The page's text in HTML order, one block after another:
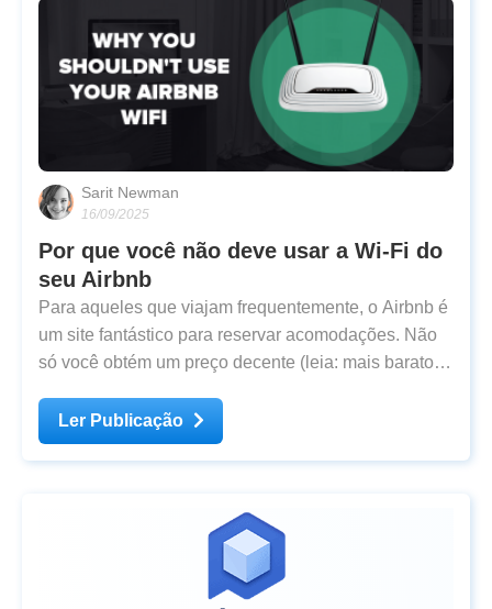
Sarit Newman
16/09/2025
Por que você não deve usar a Wi-Fi do
seu Airbnb
Para aqueles que viajam frequentemente, o Airbnb é
um site fantástico para reservar acomodações. Não
só você obtém um preço decente (leia: mais barato
chance de experimentar a cultura e as pessoas. Uma
das comodidades essenciais em quase todos os
Ler Publicação